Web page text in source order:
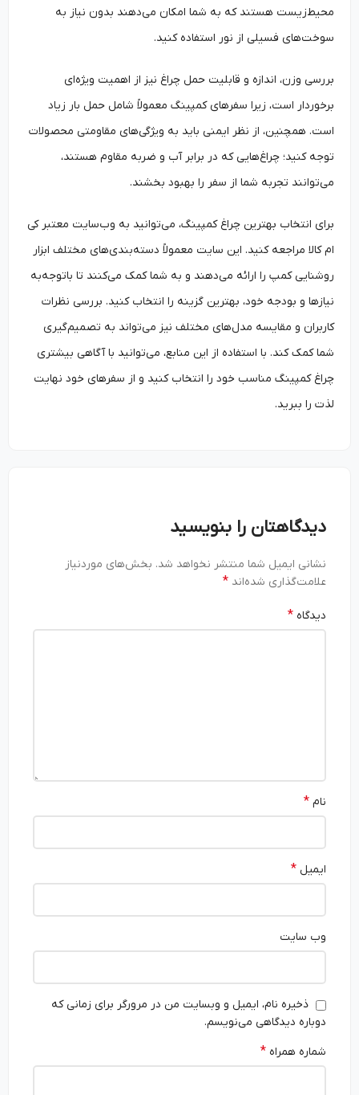
محیط‌زیست هستند که به شما امکان می‌دهند بدون نیاز به
سوخت‌های فسیلی از نور استفاده کنید.
بررسی وزن، اندازه و قابلیت حمل چراغ نیز از اهمیت ویژه‌ای
برخوردار است، زیرا سفرهای کمپینگ معمولاً شامل حمل بار زیاد
است. همچنین، از نظر ایمنی باید به ویژگی‌های مقاومتی محصولات
توجه کنید؛ چراغ‌هایی که در برابر آب و ضربه مقاوم هستند،
می‌توانند تجربه شما از سفر را بهبود بخشند.
برای انتخاب بهترین چراغ کمپینگ، می‌توانید به وب‌سایت‌ معتبر کی
ام کالا مراجعه کنید. این سایت معمولاً دسته‌بندی‌های مختلف ابزار
روشنایی کمپ را ارائه می‌دهند و به شما کمک می‌کنند تا باتوجه‌به
نیازها و بودجه خود، بهترین گزینه را انتخاب کنید. بررسی نظرات
کاربران و مقایسه مدل‌های مختلف نیز می‌تواند به تصمیم‌گیری
شما کمک کند. با استفاده از این منابع، می‌توانید با آگاهی بیشتری
چراغ کمپینگ مناسب خود را انتخاب کنید و از سفرهای خود نهایت
لذت را ببرید.
دیدگاهتان را بنویسید
نشانی ایمیل شما منتشر نخواهد شد. بخش‌های موردنیاز
علامت‌گذاری شده‌اند*
دیدگاه*
ایمیل*
وب‌ سایت
ذخیره نام، ایمیل و وبسایت من در مرورگر برای زمانی که
دوباره دیدگاهی می‌نویسم.
شماره همراه*